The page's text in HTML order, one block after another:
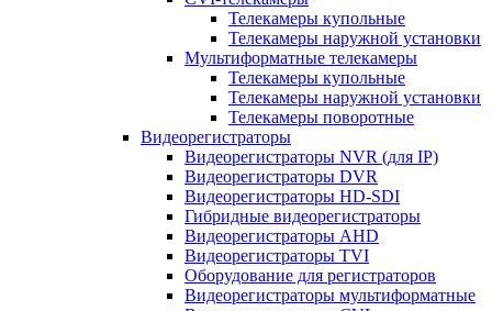
Телекамеры купольные
Телекамеры наружной установки
Мультиформатные телекамеры
Телекамеры купольные
Телекамеры наружной установки
Телекамеры поворотные
Видеорегистраторы
Видеорегистраторы NVR (для IP)
Видеорегистраторы DVR
Видеорегистраторы HD-SDI
Гибридные видеорегистраторы
Видеорегистраторы AHD
Видеорегистраторы TVI
Оборудование для регистраторов
Видеорегистраторы мультиформатные